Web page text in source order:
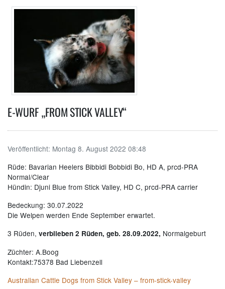
E-WURF „FROM STICK VALLEY“
Veröffentlicht: Montag 8. August 2022 08:48
Rüde: Bavarian Heelers Bibbidi Bobbidi Bo, HD A, prcd-PRA
Normal/Clear
Hündin: Djuni Blue from Stick Valley, HD C, prcd-PRA carrier
Bedeckung: 30.07.2022
Die Welpen werden Ende September erwartet.
3 Rüden, verblieben 2 Rüden, geb. 28.09.2022, Normalgeburt
Züchter: A.Boog
Kontakt:75378 Bad Liebenzell
Australian Cattle Dogs from Stick Valley – from-stick-valley